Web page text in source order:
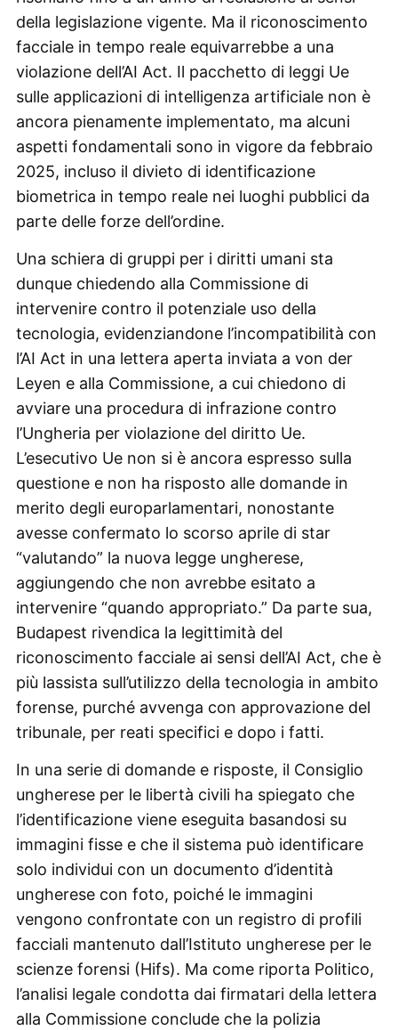
della legislazione vigente. Ma il riconoscimento
facciale in tempo reale equivarrebbe a una
violazione dell’AI Act. Il pacchetto di leggi Ue
sulle applicazioni di intelligenza artificiale non è
ancora pienamente implementato, ma alcuni
aspetti fondamentali sono in vigore da febbraio
2025, incluso il divieto di identificazione
biometrica in tempo reale nei luoghi pubblici da
parte delle forze dell’ordine.
Una schiera di gruppi per i diritti umani sta
dunque chiedendo alla Commissione di
intervenire contro il potenziale uso della
tecnologia, evidenziandone l’incompatibilità con
l’AI Act in una lettera aperta inviata a von der
Leyen e alla Commissione, a cui chiedono di
avviare una procedura di infrazione contro
l’Ungheria per violazione del diritto Ue.
L’esecutivo Ue non si è ancora espresso sulla
questione e non ha risposto alle domande in
merito degli europarlamentari, nonostante
avesse confermato lo scorso aprile di star
“valutando” la nuova legge ungherese,
aggiungendo che non avrebbe esitato a
intervenire “quando appropriato.” Da parte sua,
Budapest rivendica la legittimità del
riconoscimento facciale ai sensi dell’AI Act, che è
più lassista sull’utilizzo della tecnologia in ambito
forense, purché avvenga con approvazione del
tribunale, per reati specifici e dopo i fatti.
In una serie di domande e risposte, il Consiglio
ungherese per le libertà civili ha spiegato che
l’identificazione viene eseguita basandosi su
immagini fisse e che il sistema può identificare
solo individui con un documento d’identità
ungherese con foto, poiché le immagini
vengono confrontate con un registro di profili
facciali mantenuto dall’Istituto ungherese per le
scienze forensi (Hifs). Ma come riporta Politico,
l’analisi legale condotta dai firmatari della lettera
alla Commissione conclude che la polizia